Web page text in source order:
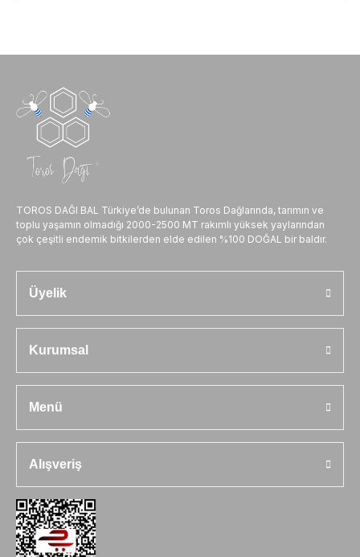
TOROS DAĞI BAL Türkiye’de bulunan Toros Dağlarında, tarımın ve
toplu yaşamın olmadığı 2000-2500 MT rakımlı yüksek yaylarından
çok çeşitli endemik bitkilerden elde edilen %100 DOĞAL bir baldır.
Üyelik
Kurumsal
Menü
Alışveriş